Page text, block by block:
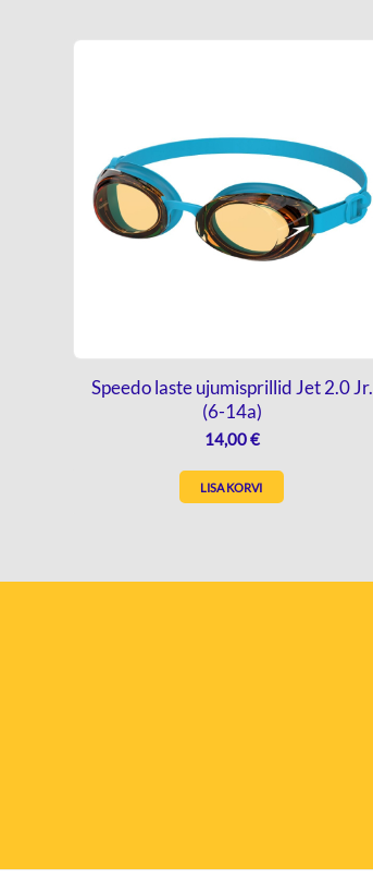
Speedo laste ujumisprillid Jet 2.0 Jr.
(6-14a)
14,00€
LISA KORVI